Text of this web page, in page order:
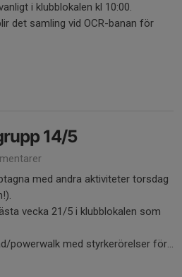
i klubblokalen kl 10:00.
det samling vid OCR-banan för
14/5
med andra aktiviteter torsdag
vecka 21/5 i klubblokalen som
powerwalk med styrkerörelser för...